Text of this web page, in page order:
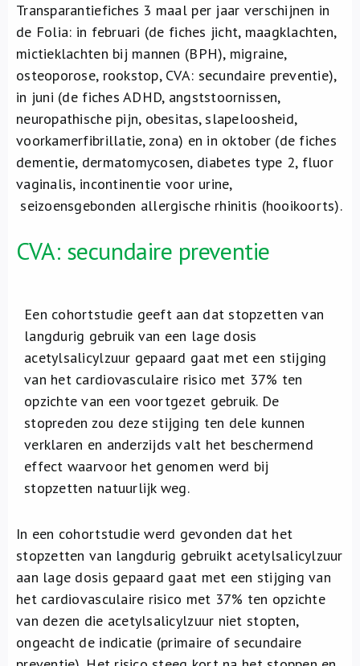
Over ons
FR
Transparantiefiches 3 maal per jaar verschijnen in
de Folia: in februari (de fiches jicht, maagklachten,
mictieklachten bij mannen (BPH), migraine,
osteoporose, rookstop, CVA: secundaire preventie),
in juni (de fiches ADHD, angststoornissen,
neuropathische pijn, obesitas, slapeloosheid,
voorkamerfibrillatie, zona) en in oktober (de fiches
dementie, dermatomycosen, diabetes type 2, fluor
vaginalis, incontinentie voor urine,
seizoensgebonden allergische rhinitis (hooikoorts).
CVA: secundaire preventie
Een cohortstudie geeft aan dat stopzetten van
langdurig gebruik van een lage dosis
acetylsalicylzuur gepaard gaat met een stijging
van het cardiovasculaire risico met 37% ten
opzichte van een voortgezet gebruik. De
stopreden zou deze stijging ten dele kunnen
verklaren en anderzijds valt het beschermend
effect waarvoor het genomen werd bij
stopzetten natuurlijk weg.
In een cohortstudie werd gevonden dat het
stopzetten van langdurig gebruikt acetylsalicylzuur
aan lage dosis gepaard gaat met een stijging van
het cardiovasculaire risico met 37% ten opzichte
van dezen die acetylsalicylzuur niet stopten,
ongeacht de indicatie (primaire of secundaire